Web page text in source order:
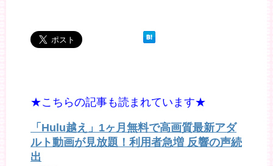
★こちらの記事も読まれています★
「Hulu越え」1ヶ月無料で高画質最新アダ
ルト動画が見放題！利用者急増 反響の声続
出